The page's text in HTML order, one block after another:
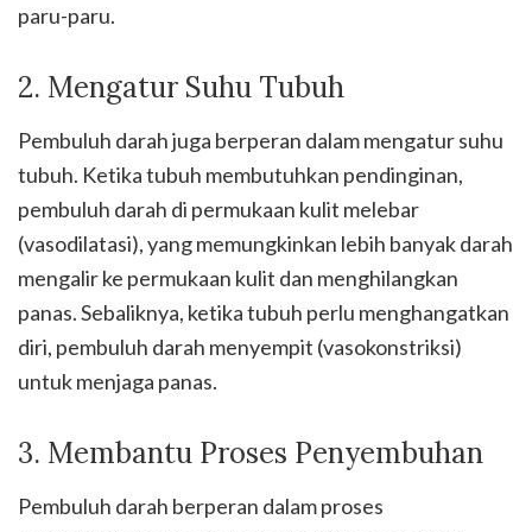
paru-paru.
2. Mengatur Suhu Tubuh
Pembuluh darah juga berperan dalam mengatur suhu
tubuh. Ketika tubuh membutuhkan pendinginan,
pembuluh darah di permukaan kulit melebar
(vasodilatasi), yang memungkinkan lebih banyak darah
mengalir ke permukaan kulit dan menghilangkan
panas. Sebaliknya, ketika tubuh perlu menghangatkan
diri, pembuluh darah menyempit (vasokonstriksi)
untuk menjaga panas.
3. Membantu Proses Penyembuhan
Pembuluh darah berperan dalam proses